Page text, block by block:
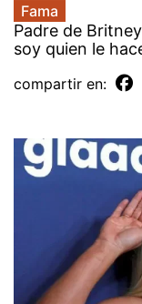
Fama
Padre de
soy quien le
compartir en: